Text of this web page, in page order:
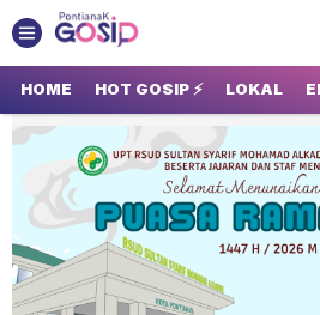
GOSIP PONTIANAK
Tempatnya Gosip Terupdate
HOME HOT GOSIP ⚡ LOKAL